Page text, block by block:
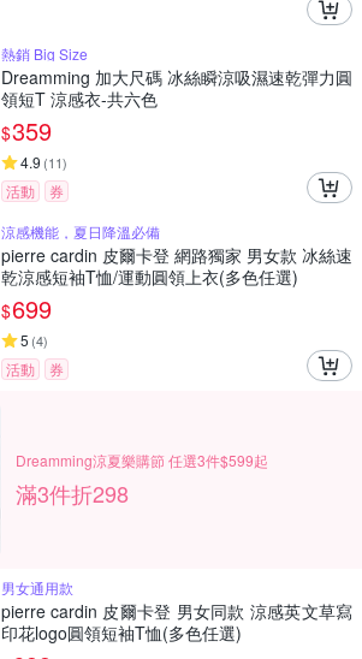
熱銷 Big Size
Dreamming 加大尺碼 冰絲瞬涼吸濕速乾彈力圓
領短T 涼感衣-共六色
$359
4.9 (11)
活動
券
涼感機能，夏日降溫必備
pierre cardin 皮爾卡登 網路獨家 男女款 冰絲速
乾涼感短袖T恤/運動圓領上衣(多色任選)
$699
5 (4)
活動 券
Dreamming涼夏樂購節 任選3件$599起
滿3件折298
男女通用款
pierre cardin 皮爾卡登 男女同款 涼感英文草寫
印花logo圓領短袖T恤(多色任選)